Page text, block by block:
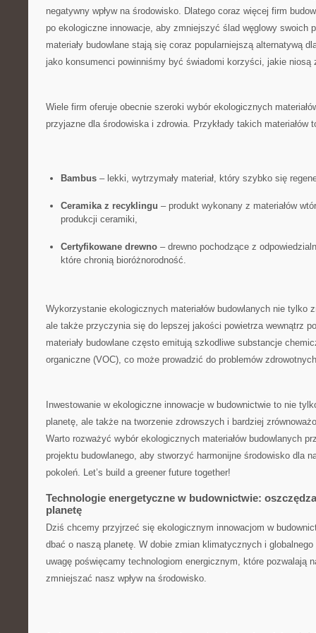
negatywny wpływ ​na środowisko. Dlatego coraz⁣ więcej firm
po ekologiczne innowacje,⁢ aby zmniejszyć ⁤ślad węglowy​ swoich
‌materiały budowlane stają się‍ coraz popularniejszą ‌alternatywą​
jako konsumenci powinniśmy być świadomi korzyści, ‌jakie niosą⁣
Wiele firm oferuje obecnie szeroki wybór ekologicznych
przyjazne dla środowiska i zdrowia. Przykłady takich materiałów
Bambus– lekki, ⁣wytrzymały materiał, który szybko się
Ceramika z ⁤recyklingu – produkt wykonany z materiałów
⁣produkcji⁢ ceramiki,
Certyfikowane drewno– drewno ‍pochodzące z
które chronią bioróżnorodność.
Wykorzystanie ekologicznych materiałów‍ budowlanych nie tylko‌
ale także przyczynia się ⁤do lepszej jakości⁤ powietrza wewnątrz
materiały ​budowlane często‌ emitują szkodliwe substancje
organiczne (VOC), co może prowadzić do problemów
Inwestowanie ⁣w ekologiczne​ innowacje w budownictwie to ⁣nie
planetę, ⁢ale także na tworzenie zdrowszych i bardziej‍
Warto rozważyć wybór​ ekologicznych materiałów budowlanych
projektu budowlanego, aby stworzyć harmonijne środowisko dla
pokoleń. Let’s build a greener future ⁢together!
Technologie energetyczne w budownictwie:⁤
planetę
Dziś⁤ chcemy przyjrzeć się ‌ekologicznym innowacjom ⁢w
dbać o naszą‌ planetę. W dobie zmian ⁢klimatycznych i‍
uwagę poświęcamy technologiom energicznym, które pozwalają
zmniejszać nasz wpływ na‍ środowisko.